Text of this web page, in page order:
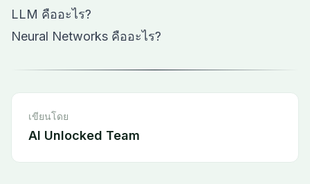
LLM คืออะไร?
Neural Networks คืออะไร?
เขียนโดย
AI Unlocked Team